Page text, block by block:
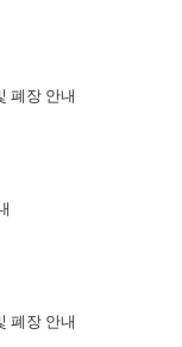
폐장 안내
폐장 안내